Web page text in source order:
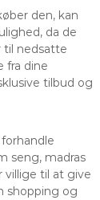
den, kan
da de
til nedsatte
fra dine
tilbud og
seng, madras
til at give
shopping og